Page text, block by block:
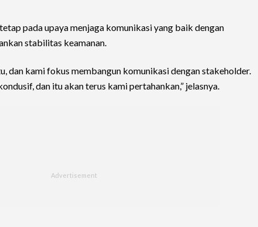
pada upaya menjaga komunikasi yang baik dengan
stabilitas keamanan.
dan kami fokus membangun komunikasi dengan stakeholder.
dan itu akan terus kami pertahankan,” jelasnya.